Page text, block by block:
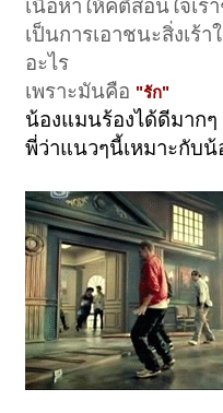
เนื้อหาให้คติสอนใจเร
เป็นการเอาชนะสิ่งเร้า
อะไร
เพราะมันคือ "รัก"
น้องแมนร้องได้ดีมากๆ
พี่ว่าแนวๆนี้เหมาะกับน้